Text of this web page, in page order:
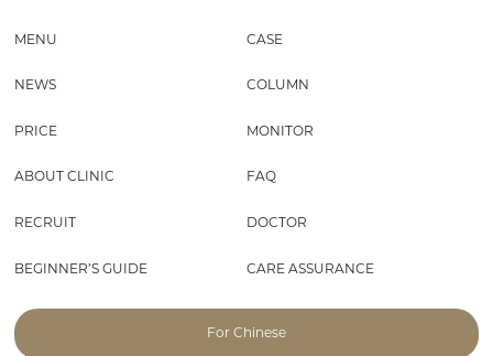
MENU CASE
NEWS COLUMN
PRICE MONITOR
ABOUT CLINIC FAQ
RECRUIT DOCTOR
BEGINNER’S GUIDE CARE ASSURANCE
For Chinese